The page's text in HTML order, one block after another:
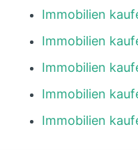
Immobilien
Immobilien
Immobilien
Immobilien
Immobilien